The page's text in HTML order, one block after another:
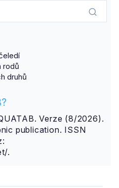
rodů
druhů
Verze (8/2026).
publication. ISSN
.